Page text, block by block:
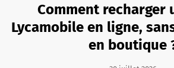
Comment recharger
Lycamobile en ligne,
en boutique